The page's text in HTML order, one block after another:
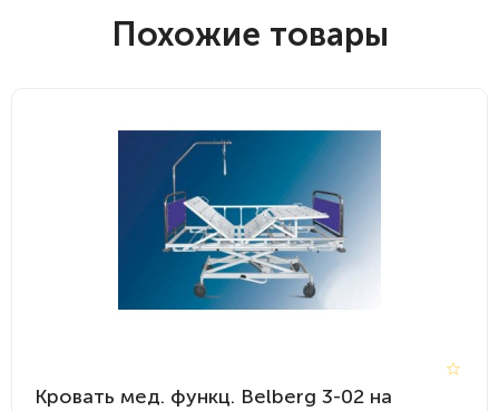
Похожие товары
Кровать мед. функц. Belberg 3-02 на